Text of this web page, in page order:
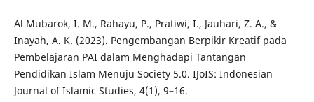
Al Mubarok, I. M., Rahayu, P., Pratiwi, I., Jauhari, Z. A., &
Inayah, A. K. (2023). Pengembangan Berpikir Kreatif pada
Pembelajaran PAI dalam Menghadapi Tantangan
Pendidikan Islam Menuju Society 5.0. IJoIS: Indonesian
Journal of Islamic Studies, 4(1), 9–16.